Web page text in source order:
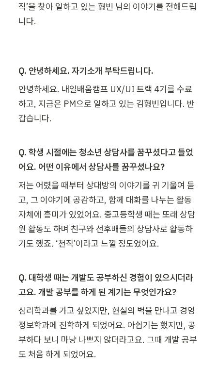
직’을 찾아 일하고 있는 형빈 님의 이야기를 전해드립
니다.
Q. 안녕하세요. 자기소개 부탁드립니다.
안녕하세요. 내일배움캠프 UX/UI 트랙 4기를 수료
하고, 지금은 PM으로 일하고 있는 김형빈입니다. 반
갑습니다.
Q. 학생 시절에는 청소년 상담사를 꿈꾸셨다고 들었
어요. 어떤 이유에서 상담사를 꿈꾸셨나요?
저는 어렸을 때부터 상대방의 이야기를 귀 기울여 듣
고, 그 이야기에 공감하고, 함께 대화를 나누는 활동
자체에 흥미가 있었어요. 중고등학생 때는 또래 상담
원 활동도 하며 친구와 선후배들의 상담사로 활동하
기도 했죠. ‘천직’이라고 느낄 정도였어요.
Q. 대학생 때는 개발도 공부하신 경험이 있으시더라
고요. 개발 공부를 하게 된 계기는 무엇인가요?
심리학과를 가고 싶었지만, 현실의 벽을 만나고 경영
정보학과에 진학하게 되었어요. 아쉽기는 했지만, 공
부하다 보니 마냥 나쁘지 않더라고요. 그때 개발 공부
도 처음 하게 되었어요.